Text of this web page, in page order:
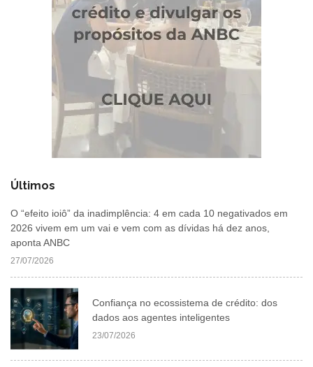
Últimos
O “efeito ioiô” da inadimplência: 4 em cada 10 negativados em
2026 vivem em um vai e vem com as dívidas há dez anos,
aponta ANBC
27/07/2026
Confiança no ecossistema de crédito: dos
dados aos agentes inteligentes
23/07/2026